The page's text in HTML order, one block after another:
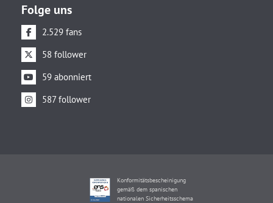
Folge uns
2.529 fans
58 follower
59 abonniert
587 follower
Konformitätsbescheinigung
gemäß dem spanischen
nationalen Sicherheitsschema